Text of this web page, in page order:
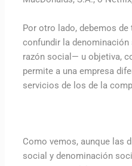
Por otro lado, debemos
confundir la
razón social— u objetiva,
permite a una empresa
servicios de los de la
Como vemos, aunque las
social y denominación